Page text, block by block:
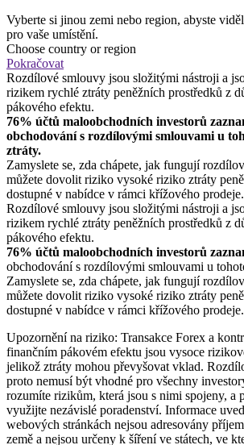
Vyberte si jinou zemi nebo region, abyste
pro vaše umístění.
Choose country or region
Pokračovat
Rozdílové smlouvy jsou složitými nástroji a
rizikem rychlé ztráty peněžních prostředků z
pákového efektu.
76% účtů maloobchodních investorů
obchodování s rozdílovými smlouvami u
ztráty.
Zamyslete se, zda chápete, jak fungují
můžete dovolit riziko vysoké riziko ztráty
dostupné v nabídce v rámci křížového prodeje.
Rozdílové smlouvy jsou složitými nástroji a
rizikem rychlé ztráty peněžních prostředků z
pákového efektu.
76% účtů maloobchodních investorů
obchodování s rozdílovými smlouvami u
Zamyslete se, zda chápete, jak fungují
můžete dovolit riziko vysoké riziko ztráty
dostupné v nabídce v rámci křížového prodeje.
Upozornění na riziko: Transakce Forex a
finančním pákovém efektu jsou vysoce
jelikož ztráty mohou převyšovat vklad.
proto nemusí být vhodné pro všechny
rozumíte rizikům, která jsou s nimi spojeny, a
využijte nezávislé poradenství. Informace
webových stránkách nejsou adresovány
země a nejsou určeny k šíření ve státech, ve